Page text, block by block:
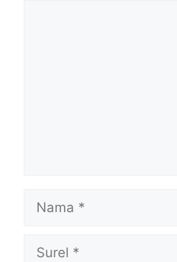
Nama
Surel